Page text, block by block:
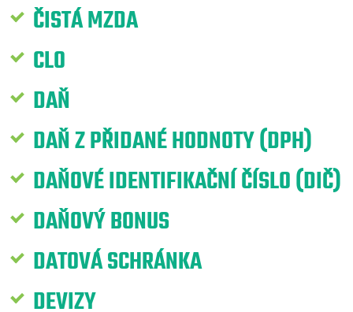
ČISTÁ MZDA
CLO
DAŇ
DAŇ Z PŘIDANÉ HODNOTY (DPH)
DAŇOVÉ IDENTIFIKAČNÍ ČÍSLO (DIČ)
DAŇOVÝ BONUS
DATOVÁ SCHRÁNKA
DEVIZY